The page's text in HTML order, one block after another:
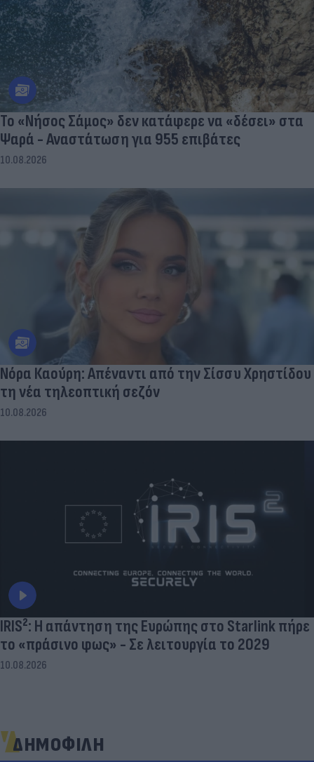
Το «Νήσος Σάμος» δεν κατάφερε να «δέσει» στα
Ψαρά - Αναστάτωση για 955 επιβάτες
10.08.2026
Νόρα Καούρη: Απέναντι από την Σίσσυ Χρηστίδου
τη νέα τηλεοπτική σεζόν
10.08.2026
IRIS²: Η απάντηση της Ευρώπης στο Starlink πήρε
το «πράσινο φως» - Σε λειτουργία το 2029
10.08.2026
ΔΗΜΟΦΙΛΗ